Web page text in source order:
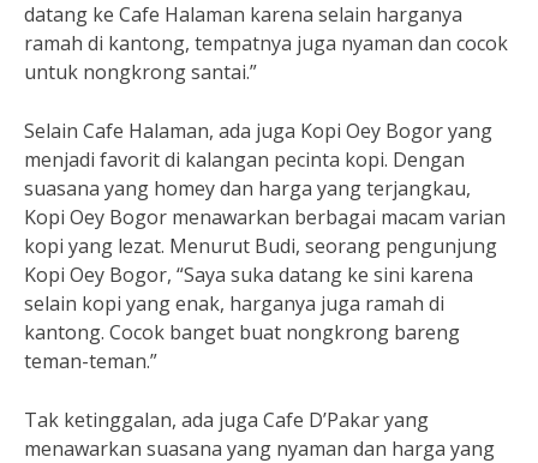
datang ke Cafe Halaman karena selain harganya
ramah di kantong, tempatnya juga nyaman dan cocok
untuk nongkrong santai.”
Selain Cafe Halaman, ada juga Kopi Oey Bogor yang
menjadi favorit di kalangan pecinta kopi. Dengan
suasana yang homey dan harga yang terjangkau,
Kopi Oey Bogor menawarkan berbagai macam varian
kopi yang lezat. Menurut Budi, seorang pengunjung
Kopi Oey Bogor, “Saya suka datang ke sini karena
selain kopi yang enak, harganya juga ramah di
kantong. Cocok banget buat nongkrong bareng
teman-teman.”
Tak ketinggalan, ada juga Cafe D’Pakar yang
menawarkan suasana yang nyaman dan harga yang